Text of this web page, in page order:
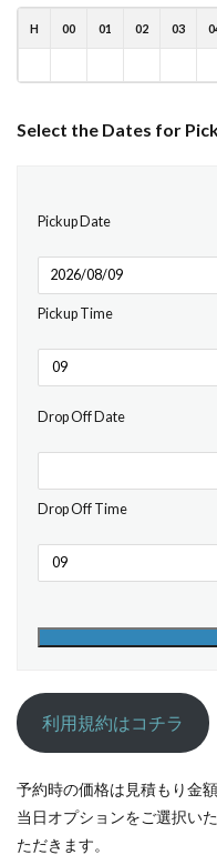
H 00 01 02 03
Select the Dates for
Pickup Date
Pickup Time
Drop Off Date
Drop Off Time
利用規約はコチラ
予約時の価格は見積もり金額
当日オプションをご選択い
ただきます。